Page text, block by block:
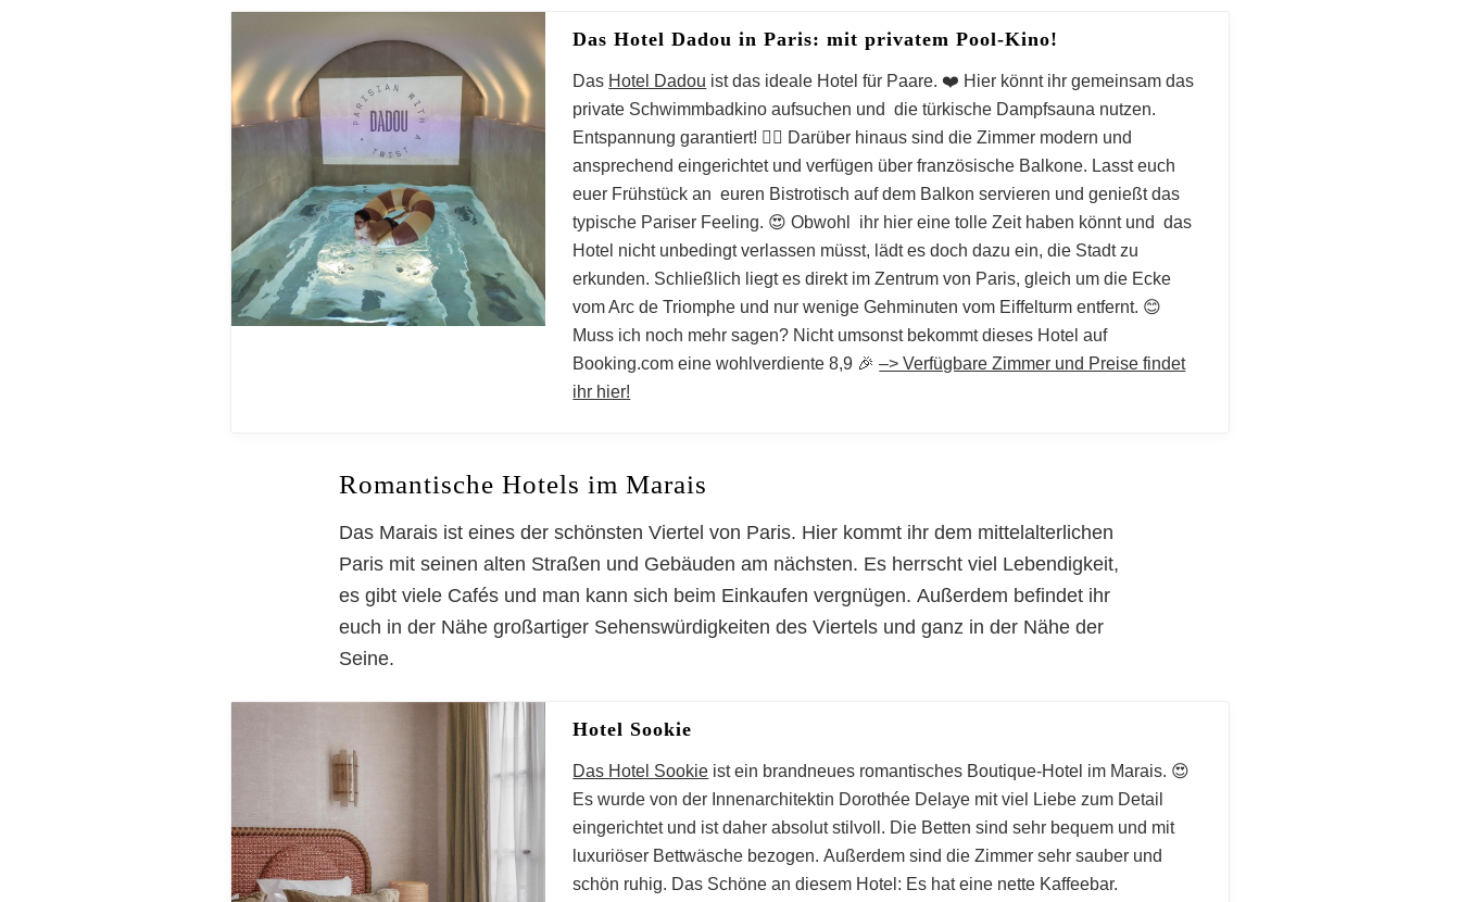
Das Hotel Dadou in Paris: mit privatem Pool-Kino!
Das Hotel Dadou ist das ideale Hotel für Paare. ❤️ Hier könnt ihr gemeinsam das
private Schwimmbadkino aufsuchen und die türkische Dampfsauna nutzen.
Entspannung garantiert! 💆‍♀️ Darüber hinaus sind die Zimmer modern und
ansprechend eingerichtet und verfügen über französische Balkone. Lasst euch
euer Frühstück an euren Bistrotisch auf dem Balkon servieren und genießt das
typische Pariser Feeling. 😍 Obwohl ihr hier eine tolle Zeit haben könnt und das
Hotel nicht unbedingt verlassen müsst, lädt es doch dazu ein, die Stadt zu
erkunden. Schließlich liegt es direkt im Zentrum von Paris, gleich um die Ecke
vom Arc de Triomphe und nur wenige Gehminuten vom Eiffelturm entfernt. 😊
Muss ich noch mehr sagen? Nicht umsonst bekommt dieses Hotel auf
Booking.com eine wohlverdiente 8,9 🎉–> Verfügbare Zimmer und Preise findet
ihr hier!
Romantische Hotels im Marais
Das Marais ist eines der schönsten Viertel von Paris. Hier kommt ihr dem mittelalterlichen
Paris mit seinen alten Straßen und Gebäuden am nächsten. Es herrscht viel Lebendigkeit,
es gibt viele Cafés und man kann sich beim Einkaufen vergnügen. Außerdem befindet ihr
euch in der Nähe großartiger Sehenswürdigkeiten des Viertels und ganz in der Nähe der
Seine.
Hotel Sookie
Das Hotel Sookie ist ein brandneues romantisches Boutique-Hotel im Marais. 😍
Es wurde von der Innenarchitektin Dorothée Delaye mit viel Liebe zum Detail
eingerichtet und ist daher absolut stilvoll. Die Betten sind sehr bequem und mit
luxuriöser Bettwäsche bezogen. Außerdem sind die Zimmer sehr sauber und
schön ruhig. Das Schöne an diesem Hotel: Es hat eine nette Kaffeebar.